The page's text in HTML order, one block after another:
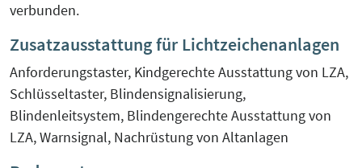
verbunden.
Zusatzausstattung für Lichtzeichenanlagen
Anforderungstaster, Kindgerechte Ausstattung von LZA,
Schlüsseltaster, Blindensignalisierung,
Blindenleitsystem, Blindengerechte Ausstattung von
LZA, Warnsignal, Nachrüstung von Altanlagen
DualStrat (ausgelaufen)
KoTeBi (ausgelaufen)
progressivKI (ausgelaufen)
Social-Media-Sprechtage